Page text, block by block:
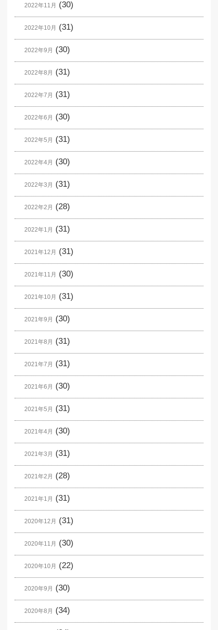
2022年11月 (30)
2022年10月 (31)
2022年9月 (30)
2022年8月 (31)
2022年7月 (31)
2022年6月 (30)
2022年5月 (31)
2022年4月 (30)
2022年3月 (31)
2022年2月 (28)
2022年1月 (31)
2021年12月 (31)
2021年11月 (30)
2021年10月 (31)
2021年9月 (30)
2021年8月 (31)
2021年7月 (31)
2021年6月 (30)
2021年5月 (31)
2021年4月 (30)
2021年3月 (31)
2021年2月 (28)
2021年1月 (31)
2020年12月 (31)
2020年11月 (30)
2020年10月 (22)
2020年9月 (30)
2020年8月 (34)